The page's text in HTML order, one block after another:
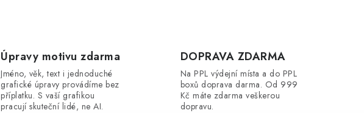
Úpravy motivu zdarma
Jméno, věk, text i jednoduché
grafické úpravy provádíme bez
příplatku. S vaší grafikou
pracují skuteční lidé, ne AI.
DOPRAVA ZDARMA
Na PPL výdejní místa a do PPL
boxů doprava darma. Od 999
Kč máte zdarma veškerou
dopravu.